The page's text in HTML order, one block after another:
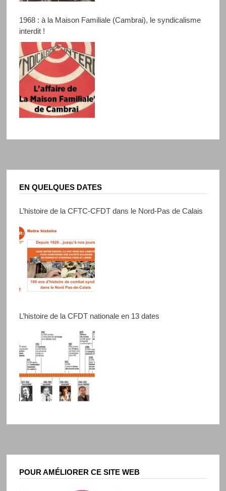
1968 : à la Maison Familiale (Cambrai), le syndicalisme
interdit !
EN QUELQUES DATES
L’histoire de la CFTC-CFDT dans le Nord-Pas de Calais
L’histoire de la CFDT nationale en 13 dates
POUR AMÉLIORER CE SITE WEB